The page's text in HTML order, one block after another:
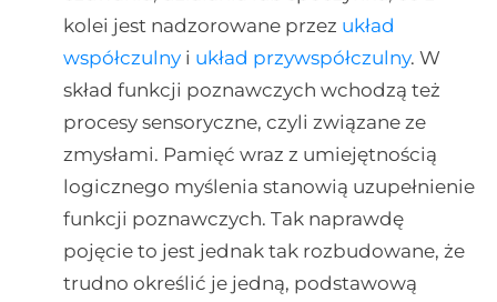
kolei jest nadzorowane przez układ
współczulnyi układ przywspółczulny. W
skład funkcji poznawczych wchodzą też
procesy sensoryczne, czyli związane ze
zmysłami. Pamięć wraz z umiejętnością
logicznego myślenia stanowią uzupełnienie
funkcji poznawczych. Tak naprawdę
pojęcie to jest jednak tak rozbudowane, że
trudno określić je jedną, podstawową